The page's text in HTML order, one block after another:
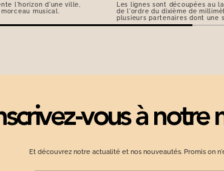
l'horizon d'une ville,
musical.
Les lignes sont découpées au
de l'ordre du dixième de
plusieurs partenaires dont une
vous à notre
Et découvrez notre actualité et nos nouveautés. Promis on